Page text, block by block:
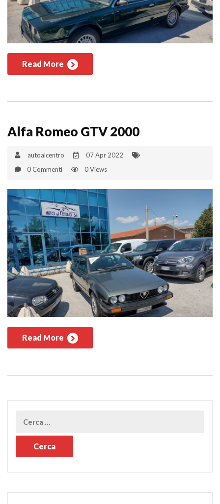
Read More
Alfa Romeo GTV 2000
autoalcentro
07 Apr 2022
0 Commenti
0 Views
Read More